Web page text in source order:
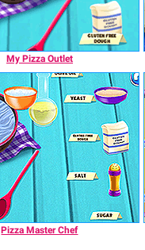
My Pizza Outlet
Pizza Master Chef